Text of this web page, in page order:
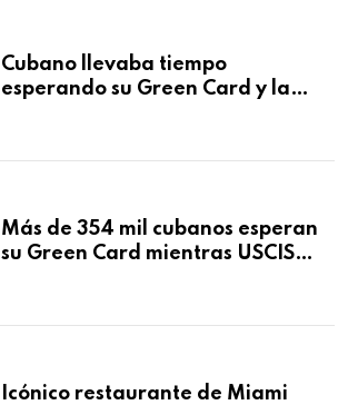
Cubano llevaba tiempo
esperando su Green Card y la
Más de 354 mil cubanos esperan
su Green Card mientras USCIS
Icónico restaurante de Miami